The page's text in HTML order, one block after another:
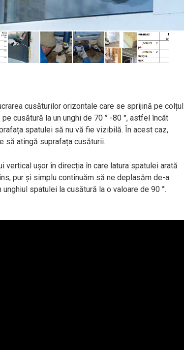
cusăturilor orizontale care se sprijină pe colțul
cusătură la un unghi de 70 ° -80 °, astfel încât
spatulei să nu vă fie vizibilă. În acest caz,
să atingă suprafața cusăturii.
ușor în direcția în care latura spatulei arată
pur și simplu continuăm să ne deplasăm de-a
spatulei la cusătură la o valoare de 90 °.